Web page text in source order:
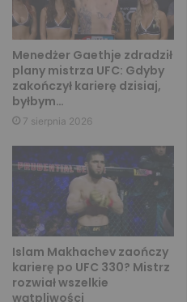
Menedżer Gaethje zdradził
plany mistrza UFC: Gdyby
zakończył karierę dzisiaj,
byłbym…
7 sierpnia 2026
Islam Makhachev zaończy
karierę po UFC 330? Mistrz
rozwiał wszelkie
wątpliwości